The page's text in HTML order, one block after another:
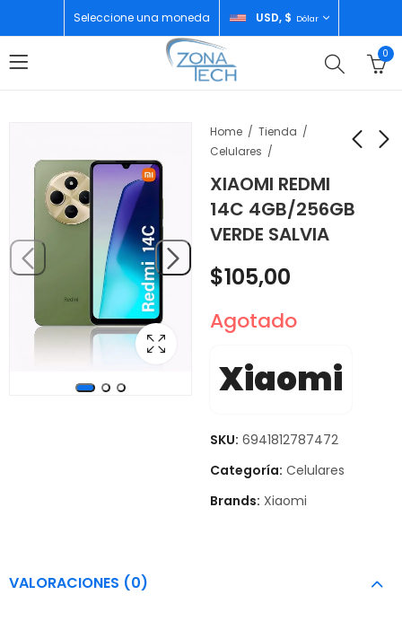
Seleccione una moneda USD, $ Dólar
0
Home
Tienda
Celulares
XIAOMI REDMI
14C 4GB/256GB
VERDE SALVIA
XIAOMI POCO M6
8GB/256GB BLACK
$152,00
HUAWEI FREE BUDS SE
2 WHITE
$40,00
$105,00
Agotado
Xiaomi
SKU: 6941812787472
Categoría: Celulares
Brands: Xiaomi
VALORACIONES (0)